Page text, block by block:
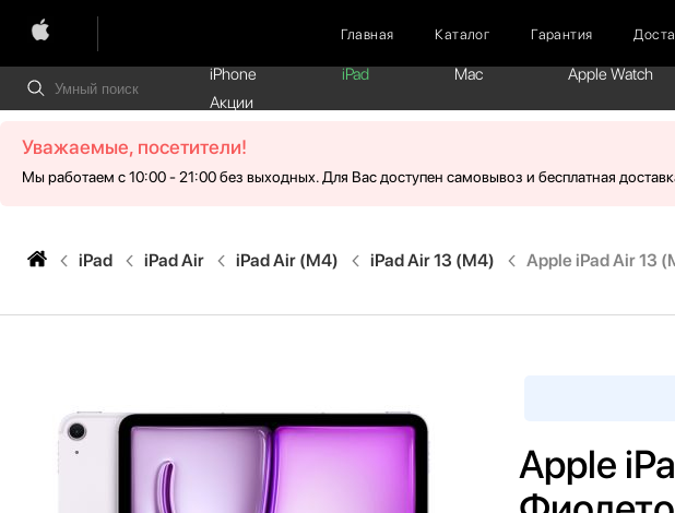
Главная Каталог Гарантия
iPhone iPad Mac Apple Watch
Акции
Уважаемые, посетители!
Мы работаем с 10:00 - 21:00 без выходных. Для Вас доступен самовывоз и бесплатная
iPad iPad Air iPad Air (M4) iPad Air 13 (M4) Apple iPad Air 13
Apple